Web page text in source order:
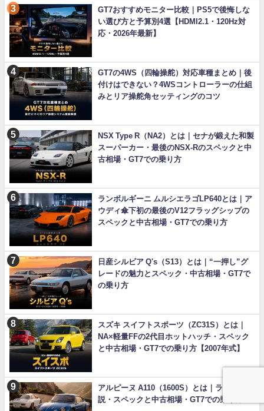
GT7おすすめモニター比較｜PS5で後悔しな
い選び方と予算別4選【HDMI2.1・120Hz対
応・2026年最新】
GT7の4WS（四輪操舵）対応車種まとめ｜後
付けはできない？4WSコントローラーの仕組
みとリア操舵角セッティングのコツ
NSX Type R（NA2）とは｜セナが鍛えた和製
スーパーカー・最後のNSX-Rのスペックと中
古相場・GT7での乗り方
ランボルギーニ ムルシエラゴLP640とは｜ア
ウディ傘下初の最後のV12フラッグシップの
スペックと中古相場・GT7での乗り方
日産シルビア Q's（S13）とは｜“一押し”グ
レードの魅力とスペック・中古相場・GT7で
の乗り方
スズキ スイフトスポーツ（ZC31S）とは｜
NA×軽量FFの2代目ホットハッチ・スペック
と中古相場・GT7での乗り方【2007年式】
アルピーヌ A110（1600S）とは｜ラリーの伝
説・スペックと中古相場・GT7での乗り方